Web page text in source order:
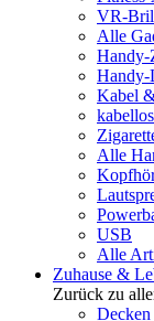
VR-
Alle
Handy-
Handy-
Kabel
Alle
USB
Alle
Zuhause &
Zurück zu
Decken